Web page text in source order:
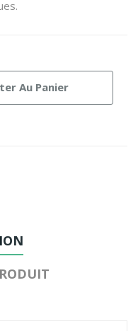
Au Panier